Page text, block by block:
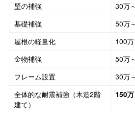
壁の補強
30万
基礎補強
50万
屋根の軽量化
100
金物補強
50万
フレーム設置
30万
全体的な耐震補強（木造2階
建て）
150